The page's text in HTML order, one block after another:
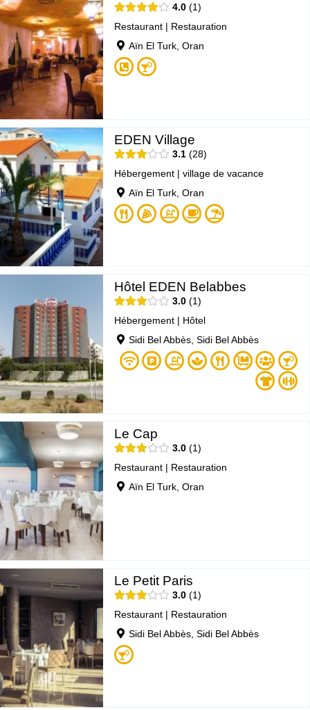
4.0
1
Restaurant | Restauration
Aïn El Turk, Oran
EDEN Village
3.1
28
Hébergement |village de vacance
Aïn El Turk, Oran
Hôtel EDEN Belabbes
3.0
1
Hébergement | Hôtel
Sidi Bel Abbès, Sidi Bel Abbès
Le Cap
3.0
1
Restaurant | Restauration
Aïn El Turk, Oran
Le Petit Paris
3.0
1
Restaurant | Restauration
Sidi Bel Abbès, Sidi Bel Abbès